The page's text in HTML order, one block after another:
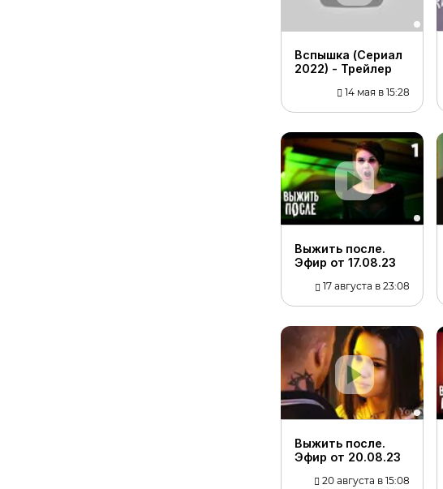
Вспышка (Сериал
2022) - Трейлер
14 мая в 15:28
Выжить после.
Эфир от 17.08.23
17 августа в 23:08
Выжить после.
Эфир от 20.08.23
20 августа в 15:08